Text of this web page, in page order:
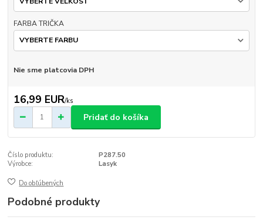
FARBA TRIČKA
Nie sme platcovia DPH
16,99 EUR/ks
Pridať do košíka
Číslo produktu:
P287.50
Výrobce:
Lasyk
Do obľúbených
Podobné produkty